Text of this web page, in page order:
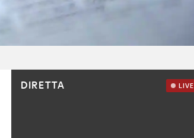
DIRETTA LIVE